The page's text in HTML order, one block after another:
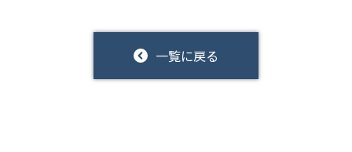
一覧に戻る